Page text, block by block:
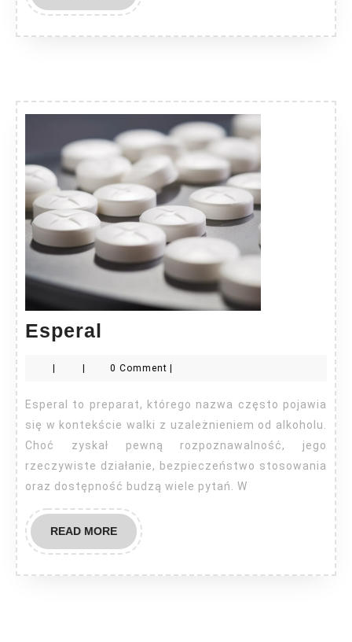
MORE
Esperal
0 Comment
Esperal to preparat, którego nazwa często pojawia
się w kontekście walki z uzależnieniem od alkoholu.
Choć zyskał pewną rozpoznawalność, jego
rzeczywiste działanie, bezpieczeństwo stosowania
oraz dostępność budzą wiele pytań. W
READ MOREREAD
MORE